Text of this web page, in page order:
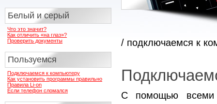
Белый и серый
Что это значит?
Как отличить «на глаз»?
Проверить документы
Пользуемся
Подключаемся к компьютеру
Как установить программы правильно
Правила Li-on
Если телефон сломался
/ подключаемся к
С помощью всеми